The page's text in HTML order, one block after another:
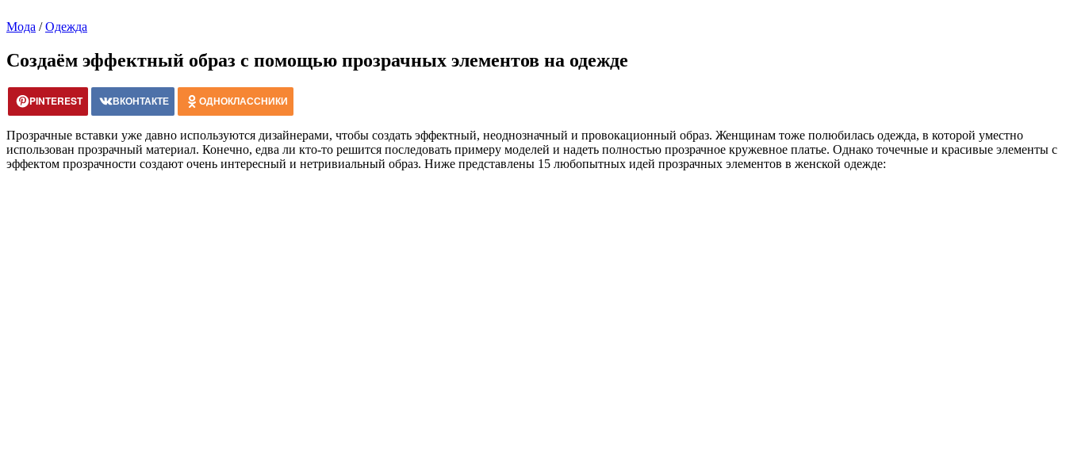
Мода /Одежда
Создаём эффектный образ с помощью прозрачных элементов на одежде
PINTEREST ВКОНТАКТЕ ОДНОКЛАССНИКИ
Прозрачные вставки уже давно используются дизайнерами, чтобы создать эффектный, неоднозначный и провокационный образ. Женщинам тоже полюбилась одежда, в которой уместно
использован прозрачный материал. Конечно, едва ли кто-то решится последовать примеру моделей и надеть полностью прозрачное кружевное платье. Однако точечные и красивые элементы с
эффектом прозрачности создают очень интересный и нетривиальный образ. Ниже представлены 15 любопытных идей прозрачных элементов в женской одежде: